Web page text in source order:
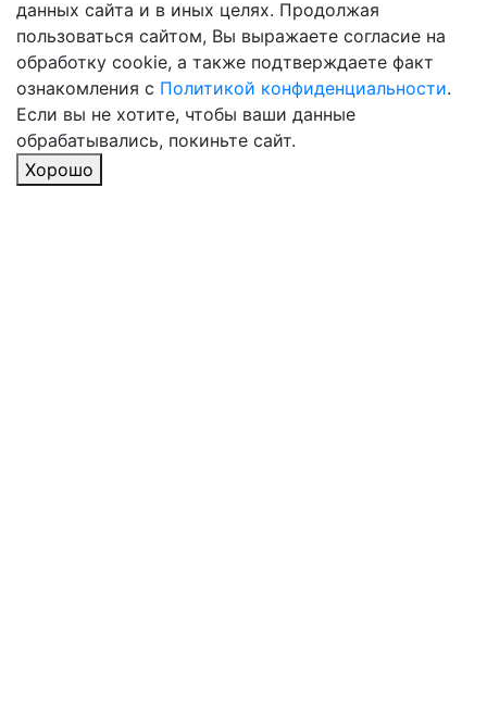
данных сайта и в иных целях. Продолжая
пользоваться сайтом, Вы выражаете согласие на
обработку cookie, а также подтверждаете факт
ознакомления с Политикой конфиденциальности.
Если вы не хотите, чтобы ваши данные
обрабатывались, покиньте сайт.
Хорошо